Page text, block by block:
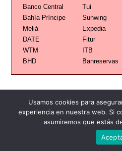
Banco Central
Tui
Bahía Príncipe
Sunwing
Meliá
Expedia
DATE
Fitur
WTM
ITB
BHD
Banreservas
Usamos cookies para
experiencia en nuestra web. Si
asumiremos que estás
Publicidad
Todos
Grupo